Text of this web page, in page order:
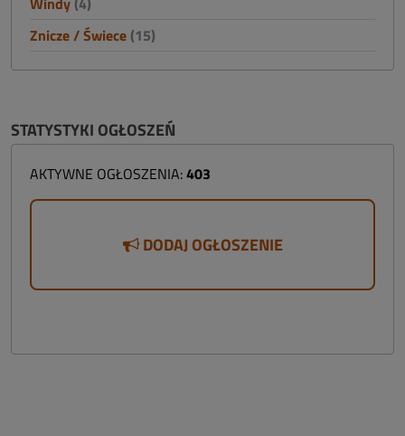
Znicze / Świece (15)
STATYSTYKI OGŁOSZEŃ
AKTYWNE OGŁOSZENIA:403
DODAJ OGŁOSZENIE